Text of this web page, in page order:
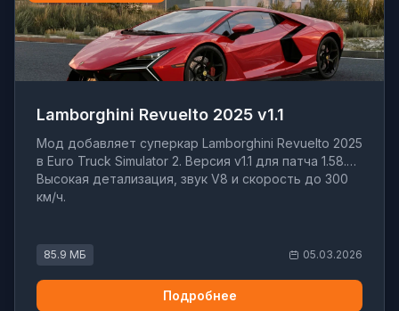
Lamborghini Revuelto 2025 v1.1
Мод добавляет суперкар Lamborghini Revuelto 2025
в Euro Truck Simulator 2. Версия v1.1 для патча 1.58.
Высокая детализация, звук V8 и скорость до 300
км/ч.
85.9 МБ 05.03.2026
Подробнее